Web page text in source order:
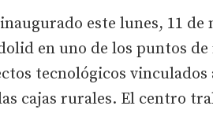
este lunes, 11 de
en uno de los puntos
tecnológicos vinculados
cajas rurales. El centro